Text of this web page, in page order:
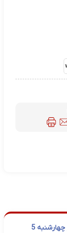
فال فرشتگان | پیام مثبت فرشتگان برای شما در چهارشنبه 5